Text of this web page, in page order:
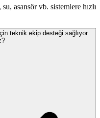
asansör vb. sistemlere hızlı
teknik ekip desteği sağlıyor